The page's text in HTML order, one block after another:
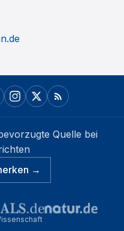
Quelle bei
→